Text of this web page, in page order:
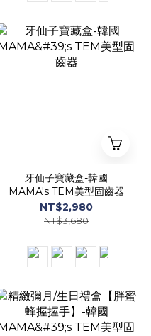
牙仙子寶藏盒-韓國
MAMA's TEM美型固齒器
NT$2,980
NT$3,680